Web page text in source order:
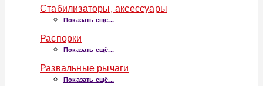
Стабилизаторы, аксессуары
Показать ещё...
Распорки
Показать ещё...
Развальные рычаги
Показать ещё...